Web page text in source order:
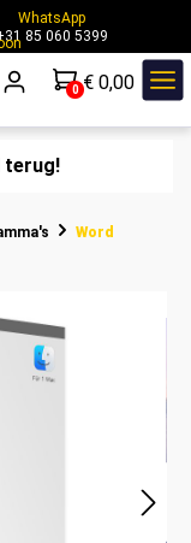
WhatsApp
85 060 5399
0 € 0,00
terug!
Word